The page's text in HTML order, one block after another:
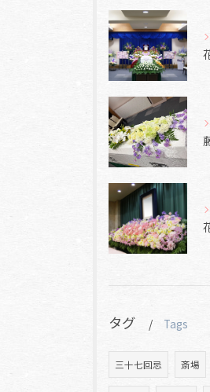
タグ Tags
三十七回忌 斎場